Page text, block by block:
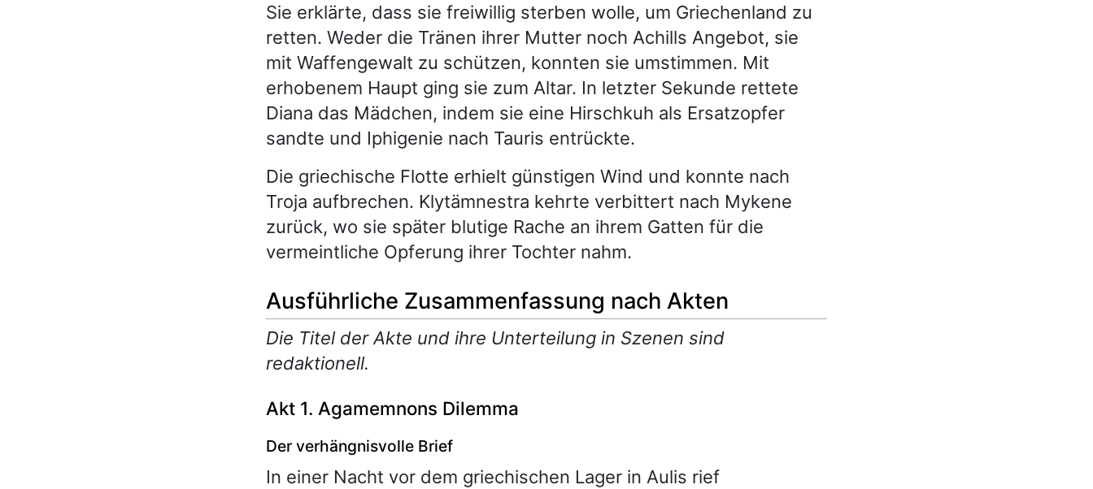
Sie erklärte, dass sie freiwillig sterben wolle, um Griechenland zu
retten. Weder die Tränen ihrer Mutter noch Achills Angebot, sie
mit Waffengewalt zu schützen, konnten sie umstimmen. Mit
erhobenem Haupt ging sie zum Altar. In letzter Sekunde rettete
Diana das Mädchen, indem sie eine Hirschkuh als Ersatzopfer
sandte und Iphigenie nach Tauris entrückte.
Die griechische Flotte erhielt günstigen Wind und konnte nach
Troja aufbrechen. Klytämnestra kehrte verbittert nach Mykene
zurück, wo sie später blutige Rache an ihrem Gatten für die
vermeintliche Opferung ihrer Tochter nahm.
Ausführliche Zusammenfassung nach Akten
Die Titel der Akte und ihre Unterteilung in Szenen sind
redaktionell.
Akt 1. Agamemnons Dilemma
Der verhängnisvolle Brief
In einer Nacht vor dem griechischen Lager in Aulis rief